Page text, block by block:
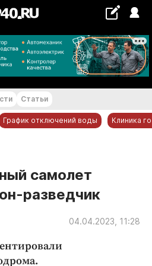
+20...+21 °С
Статьи
График отключений воды Клиника
самолет
разведчик
04.04.2023, 11:28